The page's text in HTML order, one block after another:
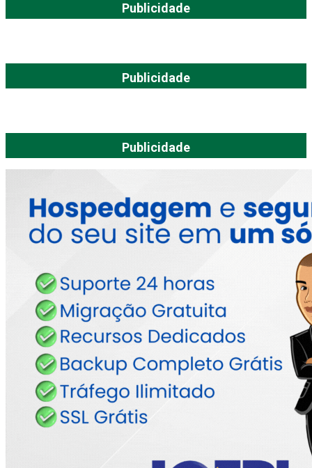
Publicidade
Publicidade
Publicidade